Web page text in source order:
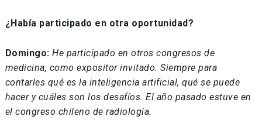
¿Había participado en otra oportunidad?
Domingo: He participado en otros congresos de
medicina, como expositor invitado. Siempre para
contarles qué es la inteligencia artificial, qué se puede
hacer y cuáles son los desafíos. El año pasado estuve en
el congreso chileno de radiología.